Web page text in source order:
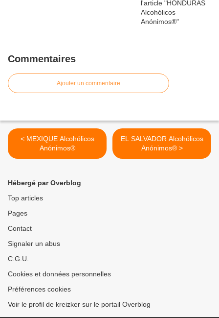
Commentaires
Ajouter un commentaire
< MEXIQUE Alcohólicos
Anónimos®
EL SALVADOR Alcohólicos
Anónimos® >
Hébergé par Overblog
Top articles
Pages
Contact
Signaler un abus
C.G.U.
Cookies et données personnelles
Préférences cookies
Voir le profil de kreizker sur le portail Overblog